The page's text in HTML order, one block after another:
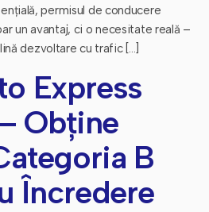
permisul de conducere
un avantaj, ci o necesitate reală –
dezvoltare cu trafic […]
Express
Obține
B
Încredere